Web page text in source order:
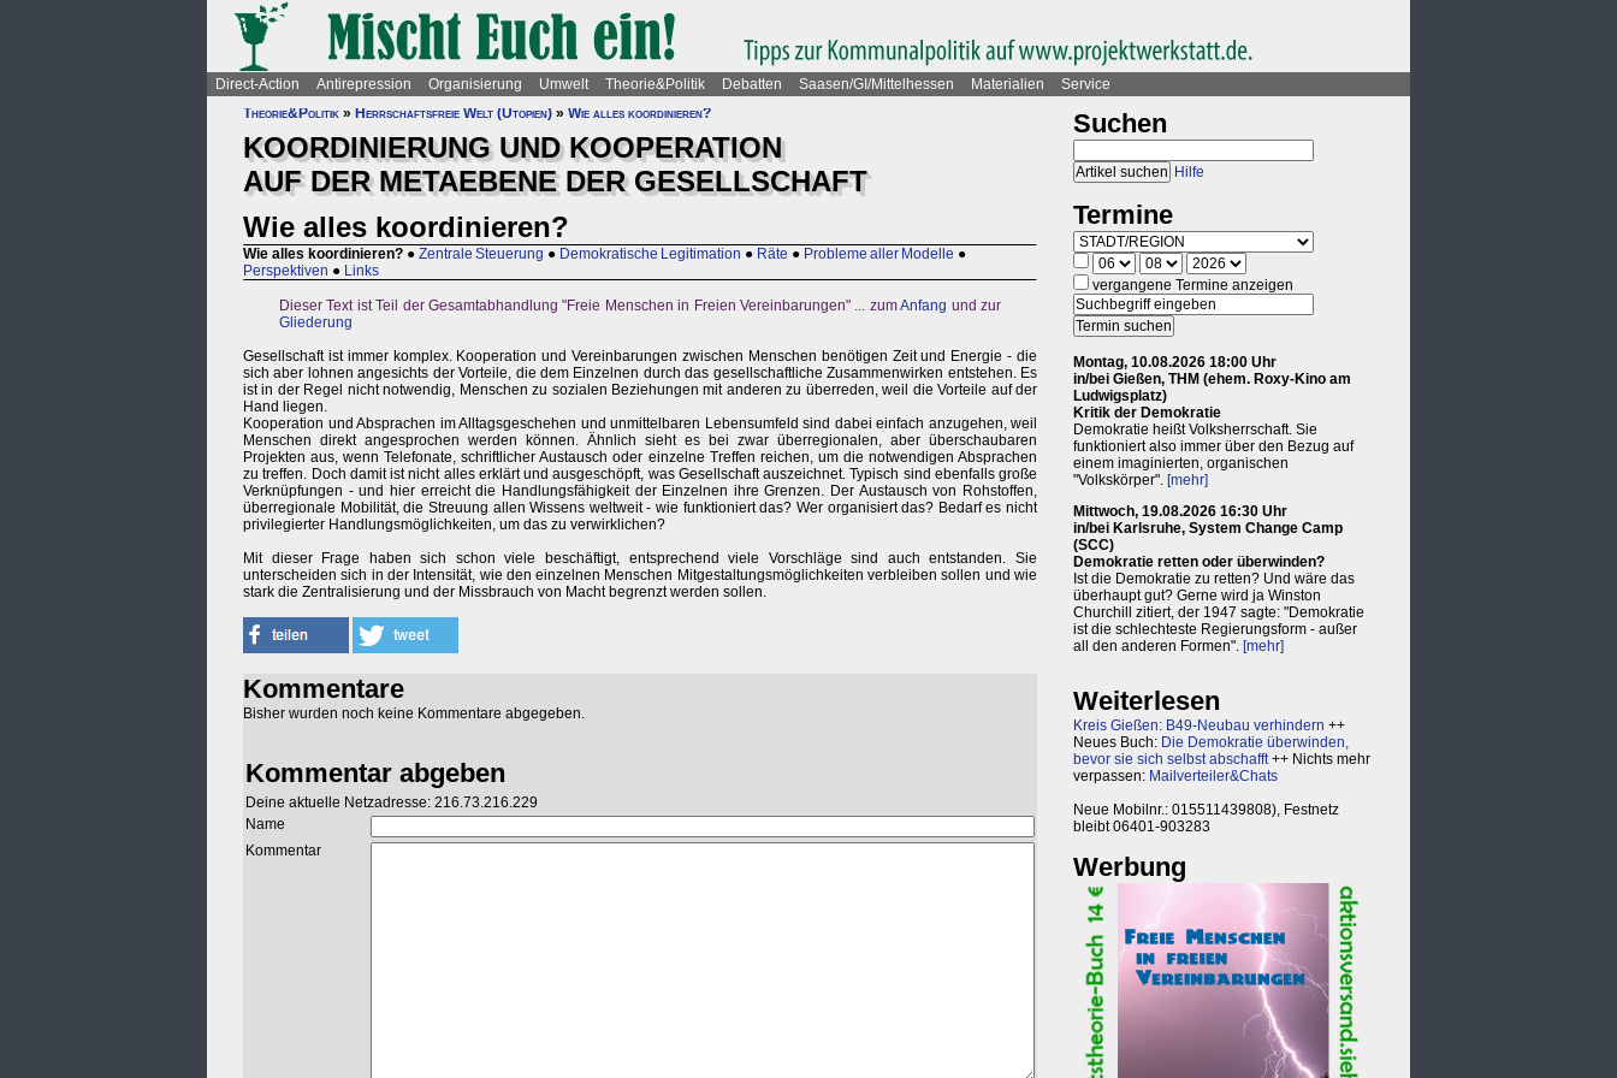
Direct-Action Antirepression Organisierung Umwelt Theorie&Politik Debatten Saasen/GI/Mittelhessen Materialien
Service
Theorie&Politik » Herrschaftsfreie Welt (Utopien) » Wie alles koordinieren?
KOORDINIERUNG UND KOOPERATION
AUF DER METAEBENE DER GESELLSCHAFT
Wie alles koordinieren?
Wie alles koordinieren? ● Zentrale Steuerung ● Demokratische Legitimation ● Räte ● Probleme aller Modelle ●
Perspektiven ● Links
Dieser Text ist Teil der Gesamtabhandlung "Freie Menschen in Freien Vereinbarungen" ... zumAnfang und zur
Gliederung
Gesellschaft ist immer komplex. Kooperation und Vereinbarungen zwischen Menschen benötigen Zeit und Energie - die
sich aber lohnen angesichts der Vorteile, die dem Einzelnen durch das gesellschaftliche Zusammenwirken entstehen. Es
ist in der Regel nicht notwendig, Menschen zu sozialen Beziehungen mit anderen zu überreden, weil die Vorteile auf der
Hand liegen.
Kooperation und Absprachen im Alltagsgeschehen und unmittelbaren Lebensumfeld sind dabei einfach anzugehen, weil
Menschen direkt angesprochen werden können. Ähnlich sieht es bei zwar überregionalen, aber überschaubaren
Projekten aus, wenn Telefonate, schriftlicher Austausch oder einzelne Treffen reichen, um die notwendigen Absprachen
zu treffen. Doch damit ist nicht alles erklärt und ausgeschöpft, was Gesellschaft auszeichnet. Typisch sind ebenfalls große
Verknüpfungen - und hier erreicht die Handlungsfähigkeit der Einzelnen ihre Grenzen. Der Austausch von Rohstoffen,
überregionale Mobilität, die Streuung allen Wissens weltweit - wie funktioniert das? Wer organisiert das? Bedarf es nicht
privilegierter Handlungsmöglichkeiten, um das zu verwirklichen?
Mit dieser Frage haben sich schon viele beschäftigt, entsprechend viele Vorschläge sind auch entstanden. Sie
unterscheiden sich in der Intensität, wie den einzelnen Menschen Mitgestaltungsmöglichkeiten verbleiben sollen und wie
stark die Zentralisierung und der Missbrauch von Macht begrenzt werden sollen.
Kommentare
Bisher wurden noch keine Kommentare abgegeben.
Kommentar abgeben
Deine aktuelle Netzadresse: 216.73.216.229
Name
Kommentar
Suchen
Hilfe
Termine
vergangene Termine anzeigen
Montag, 10.08.2026 18:00 Uhr
in/bei Gießen, THM (ehem. Roxy-Kino am
Ludwigsplatz)
Kritik der Demokratie
Demokratie heißt Volksherrschaft. Sie
funktioniert also immer über den Bezug auf
einem imaginierten, organischen
"Volkskörper". [mehr]
Mittwoch, 19.08.2026 16:30 Uhr
in/bei Karlsruhe, System Change Camp
(SCC)
Demokratie retten oder überwinden?
Ist die Demokratie zu retten? Und wäre das
überhaupt gut? Gerne wird ja Winston
Churchill zitiert, der 1947 sagte: "Demokratie
ist die schlechteste Regierungsform - außer
all den anderen Formen". [mehr]
Weiterlesen
Kreis Gießen: B49-Neubau verhindern ++
Neues Buch: Die Demokratie überwinden,
bevor sie sich selbst abschafft++ Nichts mehr
verpassen: Mailverteiler&Chats
Neue Mobilnr.: 015511439808), Festnetz
bleibt 06401-903283
Werbung